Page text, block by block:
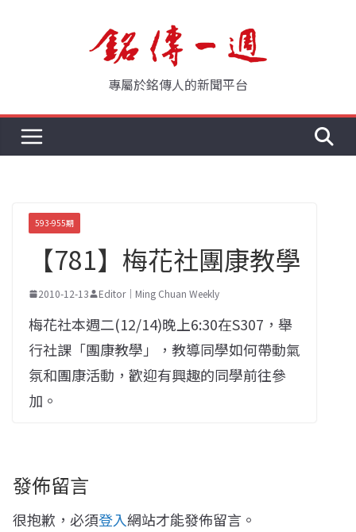
專屬於銘傳人的新聞平台
593-955期
【781】梅花社團康教學
2010-12-13 Editor｜Ming Chuan Weekly
梅花社本週二(12/14)晚上6:30在S307，舉
行社課「團康教學」，教導同學如何帶動氣
氛和團康活動，歡迎有興趣的同學前往參
加。
發佈留言
很抱歉，必須登入網站才能發佈留言。